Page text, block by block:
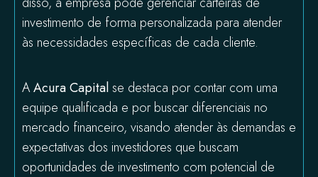
investimento de forma personalizada para atender
às necessidades específicas de cada cliente.
AAcura Capitalse destaca por contar com uma
equipe qualificada e por buscar diferenciais no
mercado financeiro, visando atender às demandas e
expectativas dos investidores que buscam
oportunidades de investimento com potencial de